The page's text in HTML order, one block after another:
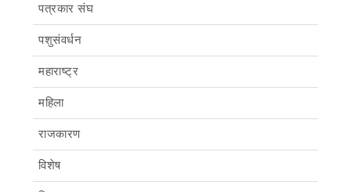
पत्रकार संघ
पशुसंवर्धन
महाराष्ट्र
महिला
राजकारण
विशेष